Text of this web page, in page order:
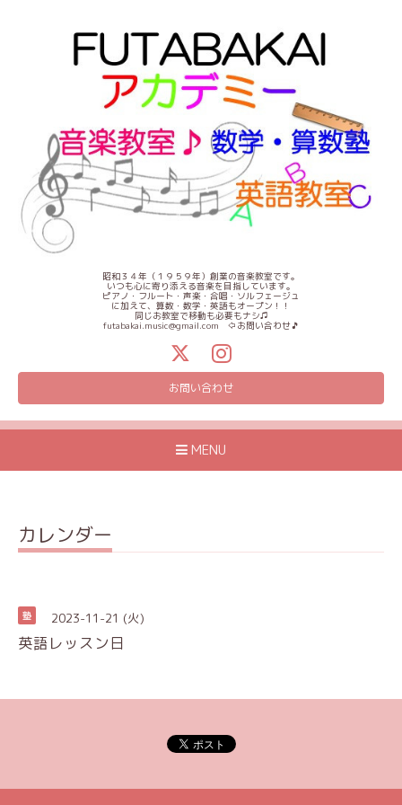
昭和３４年（１９５９年）創業の音楽教室です。
いつも心に寄り添える音楽を目指しています。
ピアノ・フルート・声楽・合唱・ソルフェージュ
に加えて、算数・数学・英語もオープン！！
同じお教室で移動も必要もナシ♫
futabakai.music@gmail.com ⇦お問い合わせ🎵
お問い合わせ
MENU
カレンダー
塾 2023-11-21 (火)
英語レッスン日